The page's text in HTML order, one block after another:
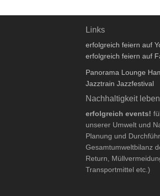
Links
erfolgreich feiern auf
erfolgreich feiern auf
Panorama Lounge
Jazztrain Jazzfestival
Nachhaltigkeit
erfolgreich events!
unserer Umwelt und
Planung und
Gesamtumweltbilanz
Return,
Transportmittel etc.)